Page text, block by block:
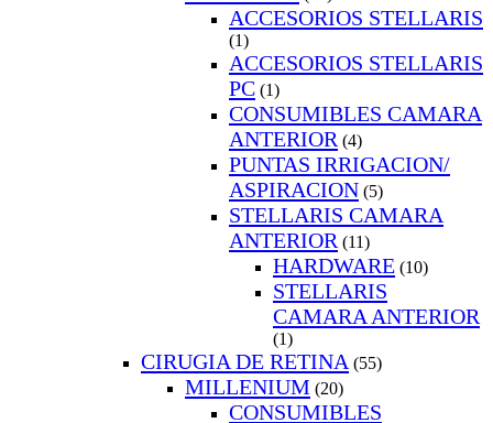
ACCESORIOS STELLARIS
(1)
ACCESORIOS STELLARIS
PC (1)
CONSUMIBLES CAMARA
ANTERIOR (4)
PUNTAS IRRIGACION/
ASPIRACION (5)
STELLARIS CAMARA
ANTERIOR (11)
HARDWARE (10)
STELLARIS
CAMARA ANTERIOR
(1)
CIRUGIA DE RETINA (55)
MILLENIUM (20)
CONSUMIBLES